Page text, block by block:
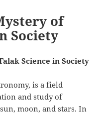
of
Society
Science in Society
is a field
and study of
moon, and stars. In